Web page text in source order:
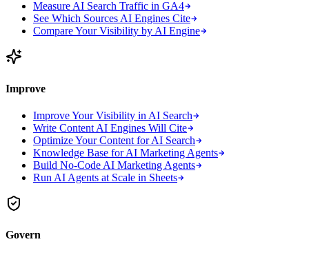
Measure AI Search Traffic in GA4
See Which Sources AI Engines Cite
Compare Your Visibility by AI Engine
Improve
Improve Your Visibility in AI Search
Write Content AI Engines Will Cite
Optimize Your Content for AI Search
Knowledge Base for AI Marketing Agents
Build No-Code AI Marketing Agents
Run AI Agents at Scale in Sheets
Govern